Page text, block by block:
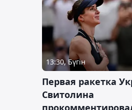
13:30, Бүгін
Первая ракетка
Свитолина